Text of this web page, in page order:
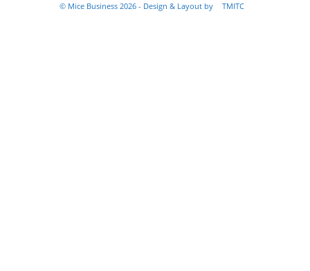
© Mice Business 2026 - Design & Layout by
TMITC